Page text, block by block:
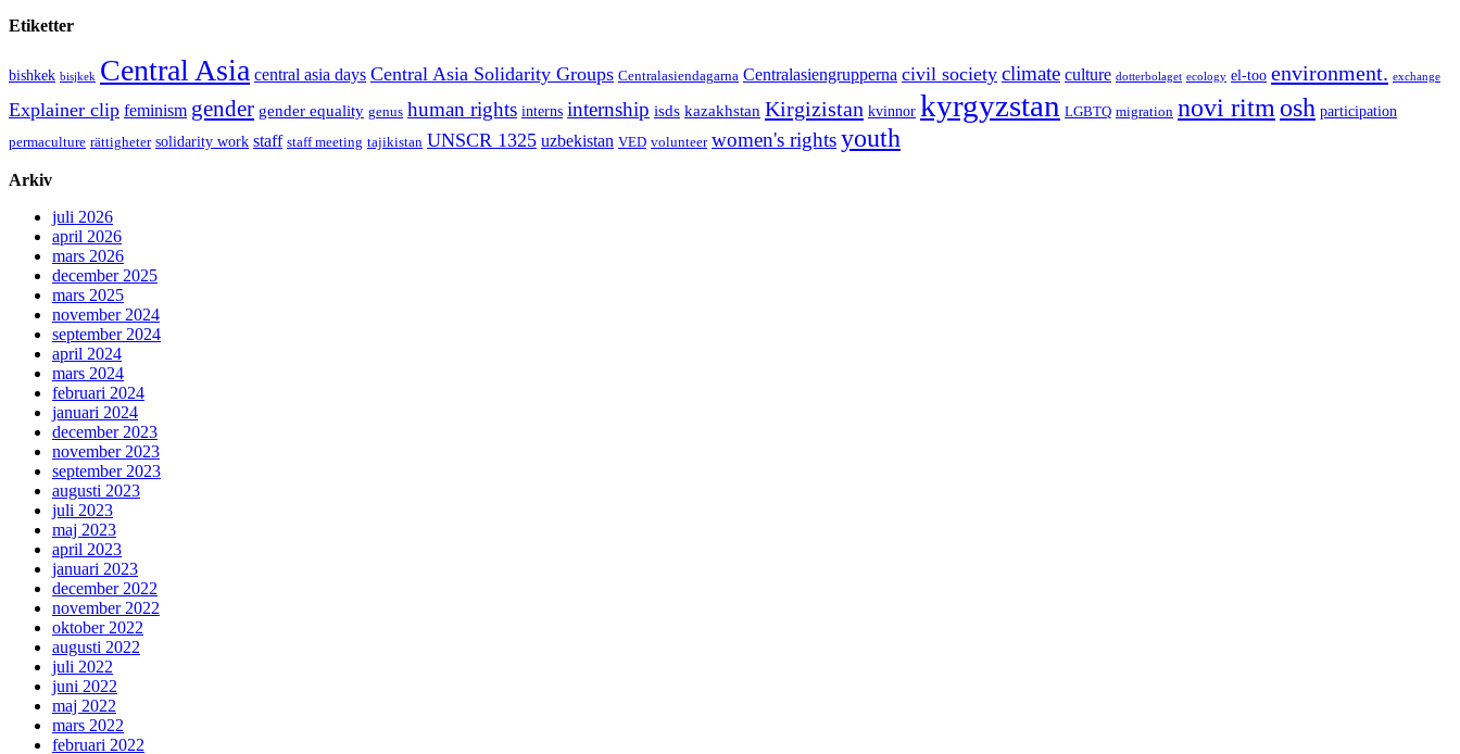
Etiketter
bishkek bisjkek Central Asia central asia days Central Asia Solidarity Groups Centralasiendagarna Centralasiengrupperna civil society climate culture dotterbolaget ecology el-too environment. exchange
Explainer clip feminism gender gender equality genus human rights interns internship isds kazakhstan Kirgizistan kvinnor kyrgyzstan LGBTQ migration novi ritm osh participation
permaculture rättigheter solidarity work staff staff meeting tajikistan UNSCR 1325 uzbekistan VED volunteer women's rightsyouth
Arkiv
juli 2026
april 2026
mars 2026
december 2025
mars 2025
november 2024
september 2024
april 2024
mars 2024
februari 2024
januari 2024
december 2023
november 2023
september 2023
augusti 2023
juli 2023
maj 2023
april 2023
januari 2023
december 2022
november 2022
oktober 2022
augusti 2022
juli 2022
juni 2022
maj 2022
mars 2022
februari 2022